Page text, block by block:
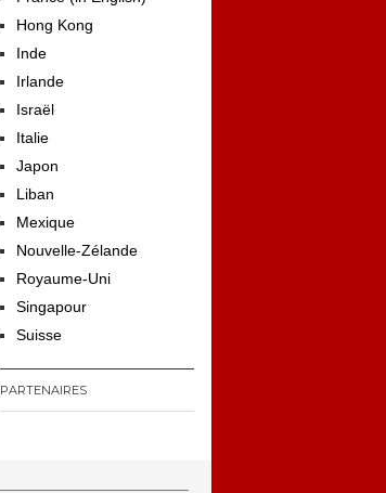
Hong Kong
Inde
Irlande
Israël
Italie
Japon
Liban
Mexique
Nouvelle-Zélande
Royaume-Uni
Singapour
Suisse
PARTENAIRES